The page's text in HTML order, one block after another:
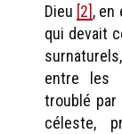
Dieu [2], en
qui devait
entre les
troublé par
céleste,